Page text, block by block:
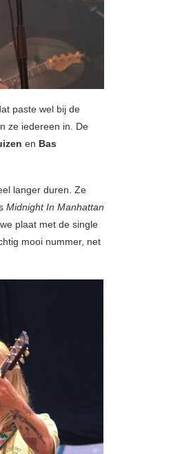
paste wel bij de
ze iedereen in. De
en Bas
langer duren. Ze
Midnight In Manhattan
plaat met de single
mooi nummer, net